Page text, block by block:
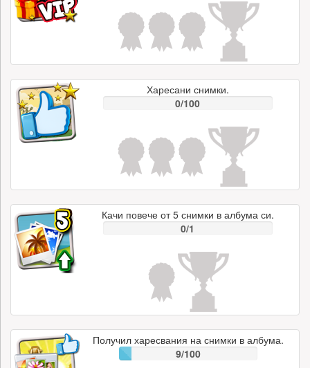
Харесани снимки.
0/100
Качи повече от 5 снимки в албума си.
0/1
Получил харесвания на снимки в албума.
9/100